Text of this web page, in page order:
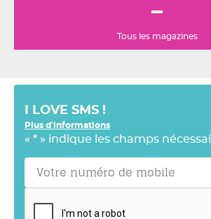
Tous les magazines
I LOVE SMS !
Plus d'informations
« * » indique les champs